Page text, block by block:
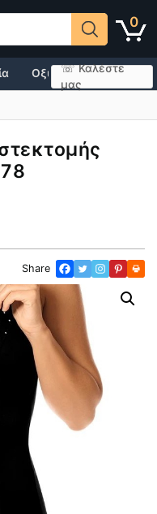
0
☏ Καλέστε
μας
Οξυγονοθεραπεία
Share